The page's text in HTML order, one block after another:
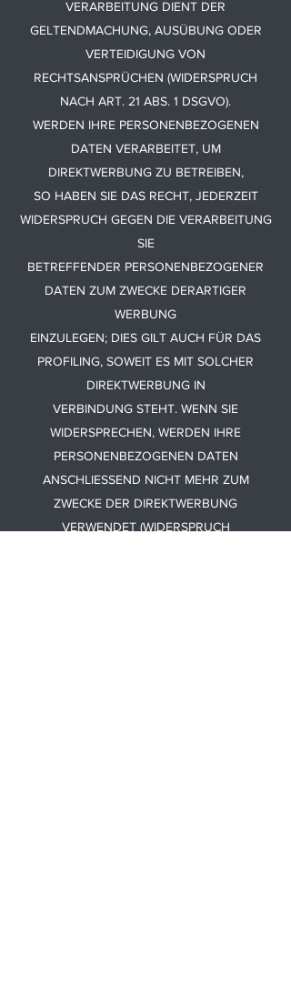
VERARBEITUNG DIENT DER
GELTENDMACHUNG, AUSÜBUNG ODER
VERTEIDIGUNG VON
RECHTSANSPRÜCHEN (WIDERSPRUCH
NACH ART. 21 ABS. 1 DSGVO).
WERDEN IHRE PERSONENBEZOGENEN
DATEN VERARBEITET, UM
DIREKTWERBUNG ZU BETREIBEN,
SO HABEN SIE DAS RECHT, JEDERZEIT
WIDERSPRUCH GEGEN DIE VERARBEITUNG
SIE
BETREFFENDER PERSONENBEZOGENER
DATEN ZUM ZWECKE DERARTIGER
WERBUNG
EINZULEGEN; DIES GILT AUCH FÜR DAS
PROFILING, SOWEIT ES MIT SOLCHER
DIREKTWERBUNG IN
VERBINDUNG STEHT. WENN SIE
WIDERSPRECHEN, WERDEN IHRE
PERSONENBEZOGENEN DATEN
ANSCHLIESSEND NICHT MEHR ZUM
ZWECKE DER DIREKTWERBUNG
VERWENDET (WIDERSPRUCH